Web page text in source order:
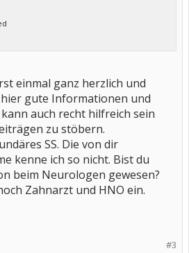
einmal ganz herzlich und
gute Informationen und
auch recht hilfreich sein
zu stöbern.
SS. Die von dir
kenne ich so nicht. Bist du
beim Neurologen gewesen?
Zahnarzt und HNO ein.
#3